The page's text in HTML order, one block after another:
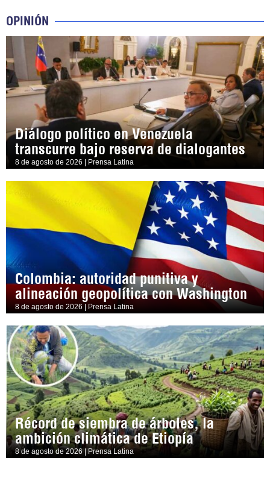
OPINIÓN
Diálogo político en Venezuela
transcurre bajo reserva de dialogantes
8 de agosto de 2026 | Prensa Latina
Colombia: autoridad punitiva y
alineación geopolítica con Washington
8 de agosto de 2026 | Prensa Latina
Récord de siembra de árboles, la
ambición climática de Etiopía
8 de agosto de 2026 | Prensa Latina